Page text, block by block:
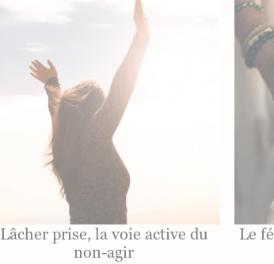
Lâcher prise, la voie active du
non-agir
Le